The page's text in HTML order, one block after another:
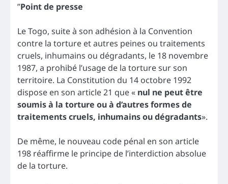
”Point de presse
Le Togo, suite à son adhésion à la Convention
contre la torture et autres peines ou traitements
cruels, inhumains ou dégradants, le 18 novembre
1987, a prohibé l’usage de la torture sur son
territoire. La Constitution du 14 octobre 1992
dispose en son article 21 que « nul ne peut être
soumis à la torture ou à d’autres formes de
traitements cruels, inhumains ou dégradants».
De même, le nouveau code pénal en son article
198 réaffirme le principe de l’interdiction absolue
de la torture.